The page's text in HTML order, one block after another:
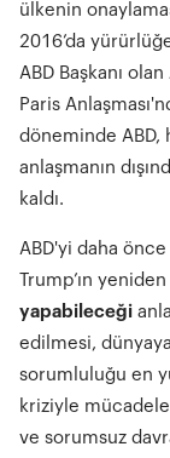
ülkenin
2016’da
ABD Başkanı olan
Paris
döneminde ABD,
anlaşmanın
kaldı.
ABD'yi daha
Trump’ın
yapabileceği
edilmesi,
sorumluluğu en
kriziyle
ve sorumsuz